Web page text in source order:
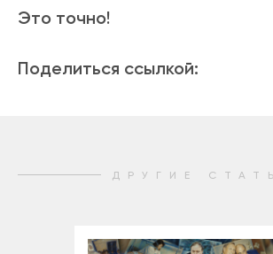
Это точно!
Поделиться ссылкой:
ДРУГИЕ